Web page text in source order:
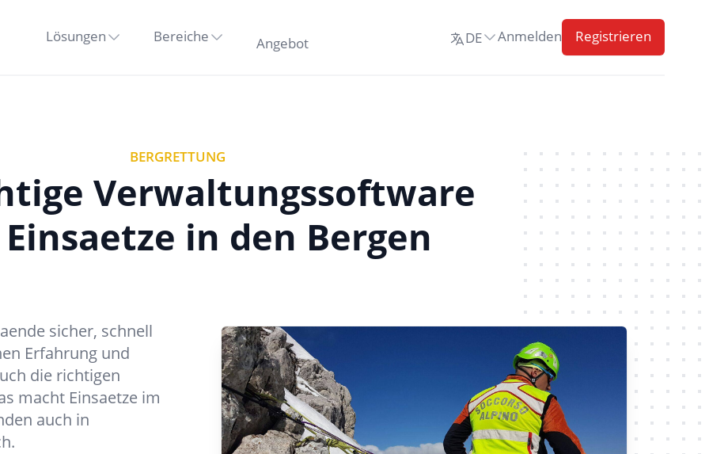
Lösungen Bereiche Angebot DE
Sprache ändern
Anmelden Registrieren
BERGRETTUNG
Verwaltungssoftware
in den Bergen
sicher, schnell
Erfahrung und
die richtigen
macht Einsaetze im
auch in